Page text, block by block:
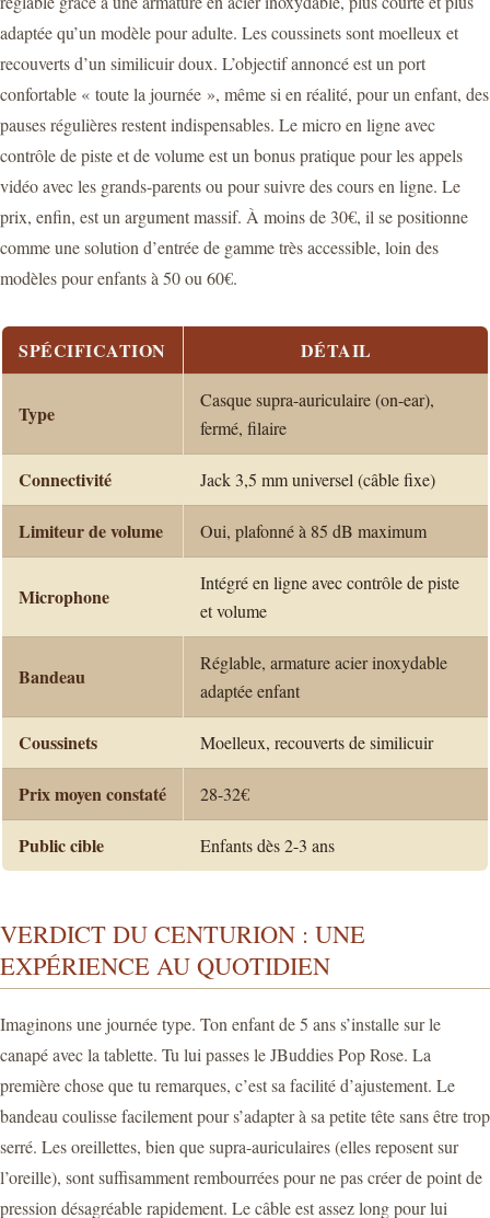
adaptée qu’un modèle pour adulte. Les coussinets sont moelleux et
recouverts d’un similicuir doux. L’objectif annoncé est un port
confortable « toute la journée », même si en réalité, pour un enfant, des
pauses régulières restent indispensables. Le micro en ligne avec
contrôle de piste et de volume est un bonus pratique pour les appels
vidéo avec les grands-parents ou pour suivre des cours en ligne. Le
prix, enfin, est un argument massif. À moins de 30€, il se positionne
comme une solution d’entrée de gamme très accessible, loin des
modèles pour enfants à 50 ou 60€.
SPÉCIFICATION DÉTAIL
Type
Casque supra-auriculaire (on-ear),
fermé, filaire
Connectivité Jack 3,5 mm universel (câble fixe)
Limiteur de volume Oui, plafonné à 85 dB maximum
Microphone
Intégré en ligne avec contrôle de piste
et volume
Bandeau
Réglable, armature acier inoxydable
adaptée enfant
Coussinets Moelleux, recouverts de similicuir
Prix moyen constaté 28-32€
Public cible Enfants dès 2-3 ans
VERDICT DU CENTURION : UNE
EXPÉRIENCE AU QUOTIDIEN
Imaginons une journée type. Ton enfant de 5 ans s’installe sur le
canapé avec la tablette. Tu lui passes le JBuddies Pop Rose. La
première chose que tu remarques, c’est sa facilité d’ajustement. Le
bandeau coulisse facilement pour s’adapter à sa petite tête sans être trop
serré. Les oreillettes, bien que supra-auriculaires (elles reposent sur
l’oreille), sont suffisamment rembourrées pour ne pas créer de point de
pression désagréable rapidement. Le câble est assez long pour lui